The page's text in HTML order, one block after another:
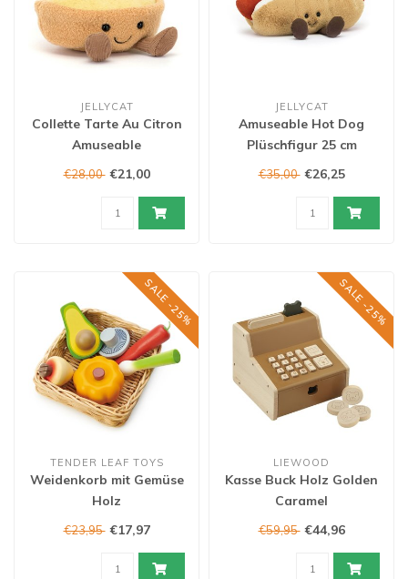
JELLYCAT
Collette Tarte Au Citron
Amuseable
€28,00 €21,00
JELLYCAT
Amuseable Hot Dog
Plüschfigur 25 cm
€35,00 €26,25
SALE -25%
TENDER LEAF TOYS
Weidenkorb mit Gemüse
Holz
€23,95 €17,97
SALE -25%
LIEWOOD
Kasse Buck Holz Golden
Caramel
€59,95 €44,96